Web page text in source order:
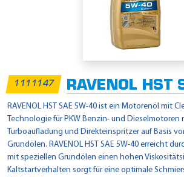
1111147 RAVENOL HST
RAVENOL HST SAE 5W-40 ist ein Motorenöl mit
Technologie für PKW Benzin- und
Turboaufladung und Direkteinspritzer auf Basis
Grundölen. RAVENOL HST SAE 5W-40 erreicht
mit speziellen Grundölen einen hohen
Kaltstartverhalten sorgt für eine optimale